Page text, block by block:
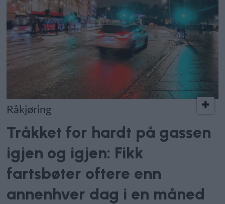
Råkjøring
Tråkket for hardt på gassen
igjen og igjen: Fikk
fartsbøter oftere enn
annenhver dag i en måned